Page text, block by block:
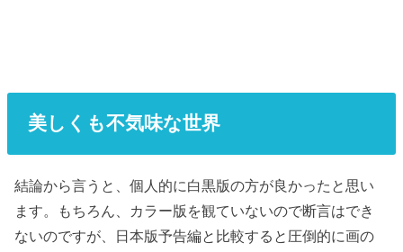
美しくも不気味な世界
結論から言うと、個人的に白黒版の方が良かったと思い
ます。もちろん、カラー版を観ていないので断言はでき
ないのですが、日本版予告編と比較すると圧倒的に画の